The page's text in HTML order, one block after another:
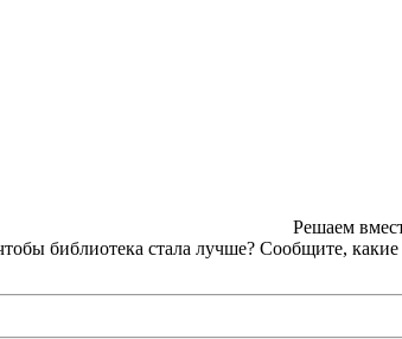
Решаем
библиотека стала лучше? Сообщите,